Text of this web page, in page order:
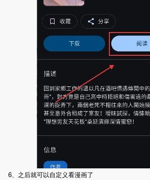
6、之后就可以自定义看漫画了